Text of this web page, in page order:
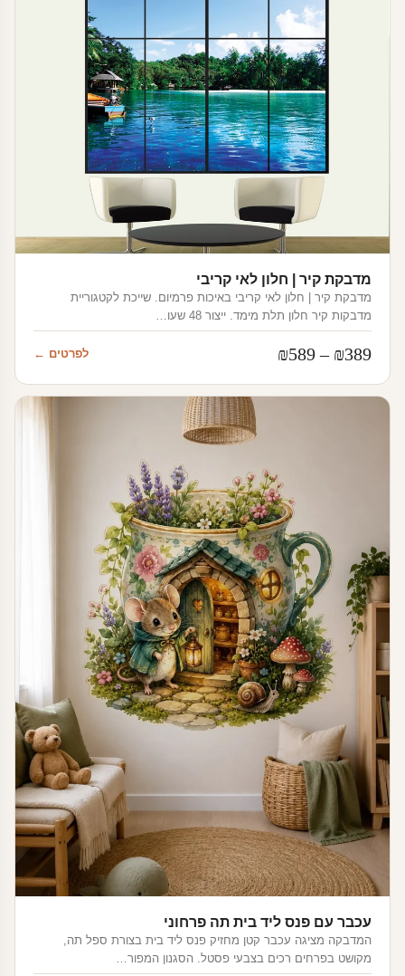
מדבקת קיר | חלון לאי קריבי
מדבקת קיר | חלון לאי קריבי באיכות פרמיום. שייכת לקטגוריית
מדבקות קיר חלון תלת מימד. ייצור 48 שעו…
₪389
–
₪589
מחירים:
לפרטים ←
עכבר עם פנס ליד בית תה פרחוני
המדבקה מציגה עכבר קטן מחזיק פנס ליד בית בצורת ספל תה,
מקושט בפרחים רכים בצבעי פסטל. הסגנון המפור…